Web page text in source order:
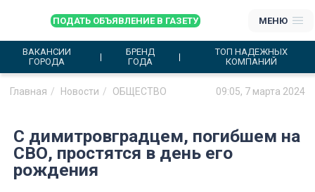
ПОДАТЬ ОБЪЯВЛЕНИЕ В ГАЗЕТУ МЕНЮ
ВАКАНСИИ
ГОРОДА
БРЕНД
ГОДА
ТОП НАДЕЖНЫХ
КОМПАНИЙ
Главная Новости ОБЩЕСТВО 09:05, 7 марта 2024
С димитровградцем, погибшем на
СВО, простятся в день его
рождения